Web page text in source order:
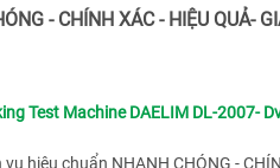
- CHÍNH XÁC - HIỆU
Test Machine DAELIM DL-2007-
hiệu chuẩn NHANH CHÓNG -